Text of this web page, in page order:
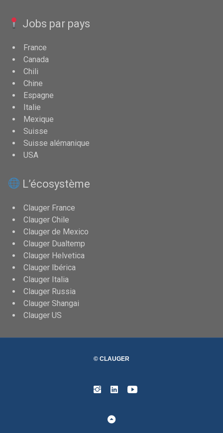
Jobs par pays
France
Canada
Chili
Chine
Espagne
Italie
Mexique
Suisse
Suisse alémanique
USA
L’écosystème
Clauger France
Clauger Chile
Clauger de Mexico
Clauger Dualtemp
Clauger Helvetica
Clauger Ibérica
Clauger Italia
Clauger Russia
Clauger Shangai
Clauger US
© CLAUGER
Instagram
LinkedYoutube
Retour